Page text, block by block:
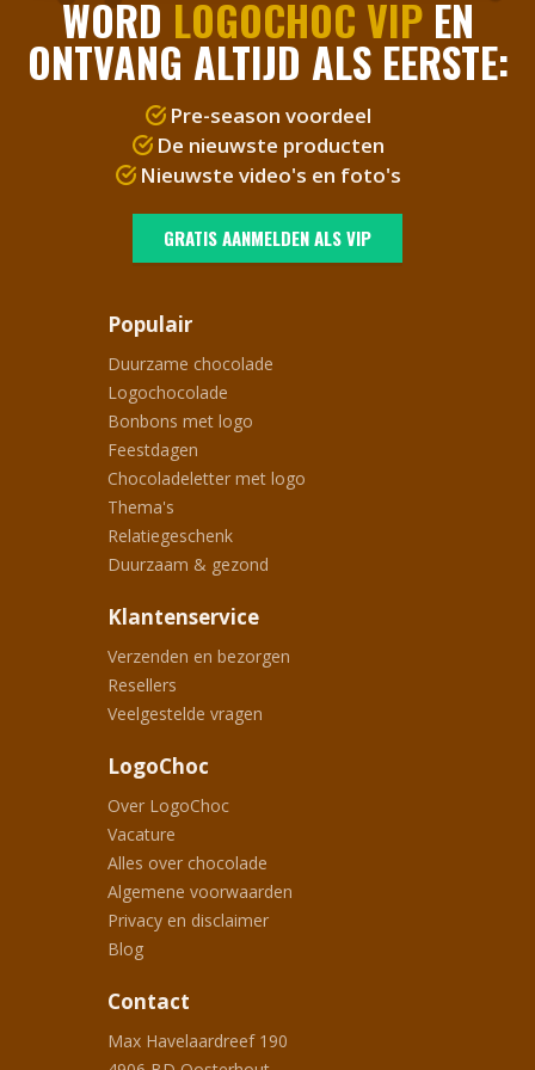
WORD LOGOCHOC VIPEN
ONTVANG ALTIJD ALS EERSTE:
Pre-season voordeel
De nieuwste producten
Nieuwste video's en foto's
GRATIS AANMELDEN ALS VIP
Populair
Duurzame chocolade
Logochocolade
Bonbons met logo
Feestdagen
Chocoladeletter met logo
Thema's
Relatiegeschenk
Duurzaam & gezond
Klantenservice
Verzenden en bezorgen
Resellers
Veelgestelde vragen
LogoChoc
Over LogoChoc
Vacature
Alles over chocolade
Algemene voorwaarden
Privacy en disclaimer
Blog
Contact
Max Havelaardreef 190